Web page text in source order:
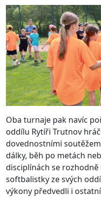
Oba turnaje pak navíc
oddílu Rytíři Trutnov
dovednostními
dálky, běh po metách
disciplínách se
softbalistky ze svých
výkony předvedli i